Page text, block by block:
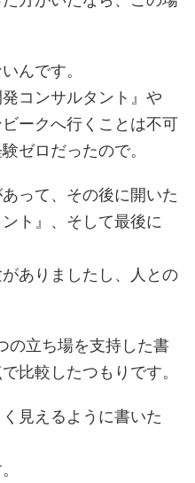
んです。
コンサルタント』や
ークへ行くことは不可
ゼロだったので。
って、その後に開いた
ト』、そして最後に
ありましたし、人との
の立ち場を支持した書
比較したつもりです。
見えるように書いた